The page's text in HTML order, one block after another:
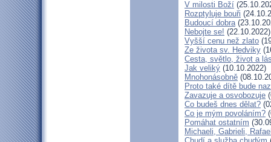
V milosti Boží
Rozptyluje bouři
Budoucí dobra
Nebojte se! (22.10.2022)
Vyšší cenu než zlato
Ze života sv. Hedviky
Cesta, světlo, život a
Jak veliký (10.10.2022)
Mnohonásobně
Proto také dítě bude
Zavazuje a osvobozuje
Co budeš dnes dělat?
Co je mým povoláním?
Pomáhat ostatním
Michaeli, Gabrieli,